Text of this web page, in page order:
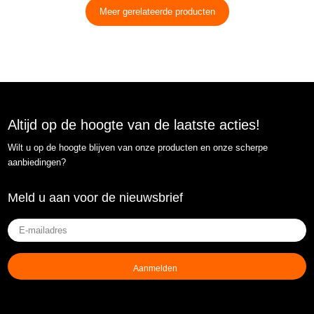
Meer gerelateerde producten
Altijd op de hoogte van de laatste acties!
Wilt u op de hoogte blijven van onze producten en onze scherpe
aanbiedingen?
Meld u aan voor de nieuwsbrief
E-
mailadres
(Vereist)